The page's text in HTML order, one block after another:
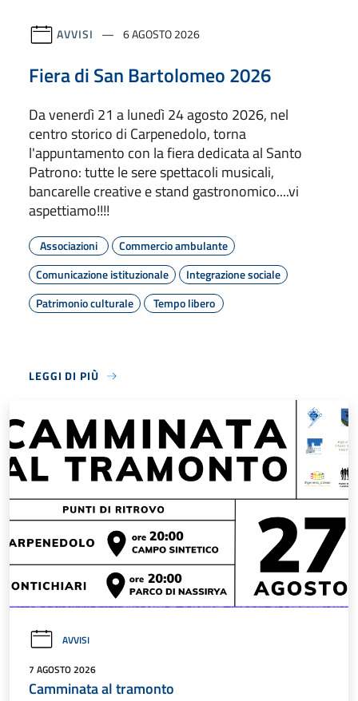
AVVISI 6 AGOSTO 2026
Fiera di San Bartolomeo 2026
Da venerdì 21 a lunedì 24 agosto 2026, nel
centro storico di Carpenedolo, torna
l'appuntamento con la fiera dedicata al Santo
Patrono: tutte le sere spettacoli musicali,
bancarelle creative e stand gastronomico....vi
aspettiamo!!!!
Associazioni
Commercio ambulante
Comunicazione istituzionale
Integrazione sociale
Patrimonio culturale
Tempo libero
LEGGI DI PIÙ
AVVISI
7 AGOSTO 2026
Camminata al tramonto